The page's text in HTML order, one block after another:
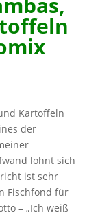
Kartoffeln
der
lohnt sich
ist sehr
Fischfond für
– „Ich weiß